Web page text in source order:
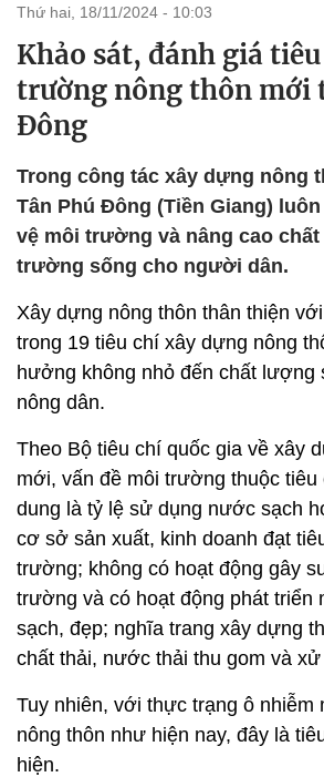
thứ hai, 18/11/2024 - 10:03
Khảo sát, đánh giá
trường nông thôn mới
Đông
Trong công tác xây dựng nông
Tân Phú Đông (Tiền Giang)
vệ môi trường và nâng cao
trường sống cho người dân.
Xây dựng nông thôn thân thiện
trong 19 tiêu chí xây dựng nông
hưởng không nhỏ đến chất lượng
nông dân.
Theo Bộ tiêu chí quốc gia về xây
mới, vấn đề môi trường thuộc tiêu
dung là tỷ lệ sử dụng nước sạch
cơ sở sản xuất, kinh doanh đạt
trường; không có hoạt động gây
trường và có hoạt động phát triển
sạch, đẹp; nghĩa trang xây dựng
chất thải, nước thải thu gom và
Tuy nhiên, với thực trạng ô
nông thôn như hiện nay, đây là
hiện.